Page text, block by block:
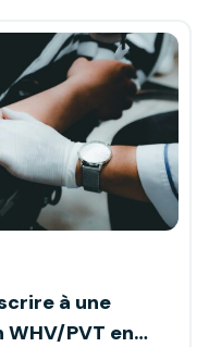
à une
PVT en